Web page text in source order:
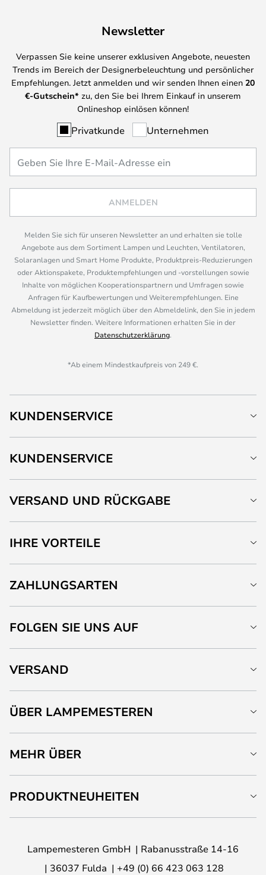
Newsletter
Verpassen Sie keine unserer exklusiven Angebote, neuesten
Trends im Bereich der Designerbeleuchtung und persönlicher
Empfehlungen. Jetzt anmelden und wir senden Ihnen einen 20
€-Gutschein* zu, den Sie bei Ihrem Einkauf in unserem
Onlineshop einlösen können!
Privatkunde Unternehmen
ANMELDEN
Melden Sie sich für unseren Newsletter an und erhalten sie tolle
Angebote aus dem Sortiment Lampen und Leuchten, Ventilatoren,
Solaranlagen und Smart Home Produkte, Produktpreis-Reduzierungen
oder Aktionspakete, Produktempfehlungen und -vorstellungen sowie
Inhalte von möglichen Kooperationspartnern und Umfragen sowie
Anfragen für Kaufbewertungen und Weiterempfehlungen. Eine
Abmeldung ist jederzeit möglich über den Abmeldelink, den Sie in jedem
Newsletter finden. Weitere Informationen erhalten Sie in der
Datenschutzerklärung.
*Ab einem Mindestkaufpreis von 249 €.
KUNDENSERVICE
KUNDENSERVICE
VERSAND UND RÜCKGABE
IHRE VORTEILE
ZAHLUNGSARTEN
FOLGEN SIE UNS AUF
VERSAND
ÜBER LAMPEMESTEREN
MEHR ÜBER
PRODUKTNEUHEITEN
Lampemesteren GmbH
Rabanusstraße 14-16
36037 Fulda
+49 (0) 66 423 063 128